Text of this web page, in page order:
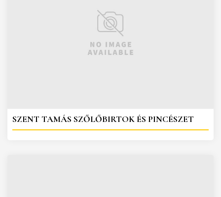
SZENT TAMÁS SZŐLŐBIRTOK ÉS PINCÉSZET